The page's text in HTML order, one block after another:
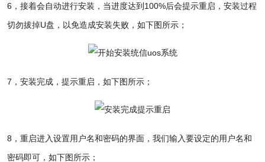
6，接着会自动进行安装，当进度达到100%后会提示重启 ，安装过程
切勿拔掉U盘，以免造成安装失败，如下图所示；
7，安装完成，提示重启 ，如下图所示；
8，重启进入设置用户名和密码的界面，我们输入要设定的用户名和
密码即可，如下图所示；